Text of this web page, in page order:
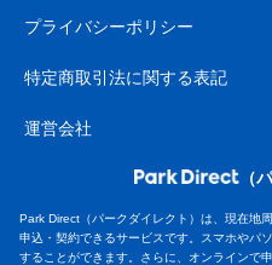
プライバシーポリシー
特定商取引法に関する表記
運営会社
（
Park Direct（パークダイレクト）は、現在地
申込・契約できるサービスです。スマホやパ
することができます。さらに、オンラインで